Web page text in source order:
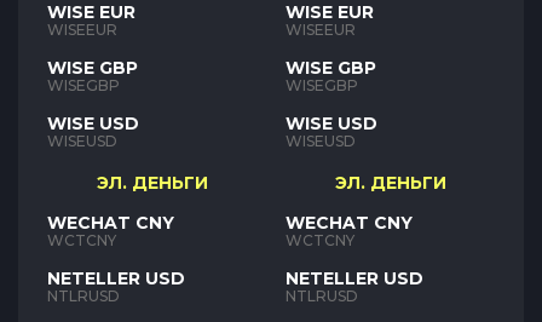
WISE EUR
WISEEUR
WISE GBP
WISEGBP
WISE USD
WISEUSD
ЭЛ. ДЕНЬГИ
WECHAT CNY
WCTCNY
NETELLER USD
NTLRUSD
WISE EUR
WISEEUR
WISE GBP
WISEGBP
WISE USD
WISEUSD
ЭЛ. ДЕНЬГИ
WECHAT CNY
WCTCNY
NETELLER USD
NTLRUSD